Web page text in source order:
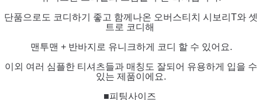
단품으로도 코디하기 좋고 함께나온 오버스티치 시보리T와 셋
트로 코디해
맨투맨 + 반바지로 유니크하게 코디 할 수 있어요.
이외 여러 심플한 티셔츠들과 매칭도 잘되어 유용하게 입을 수
있는 제품이에요.
■피팅사이즈